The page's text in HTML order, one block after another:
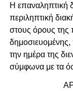
Η επαναληπτική
περιληπτική
στους όρους της
δημοσιευομένης,
την ημέρα της
σύμφωνα με τα